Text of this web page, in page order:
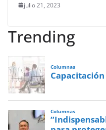
julio 21, 2023
Trending